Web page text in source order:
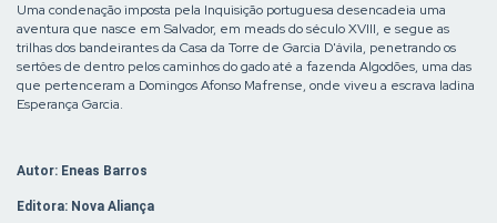
Uma condenação imposta pela Inquisição portuguesa desencadeia uma
aventura que nasce em Salvador, em meads do século XVIII, e segue as
trilhas dos bandeirantes da Casa da Torre de Garcia D'ávila, penetrando os
sertôes de dentro pelos caminhos do gado até a fazenda Algodões, uma das
que pertenceram a Domingos Afonso Mafrense, onde viveu a escrava ladina
Esperança Garcia.
Autor: Eneas Barros
Editora: Nova Aliança